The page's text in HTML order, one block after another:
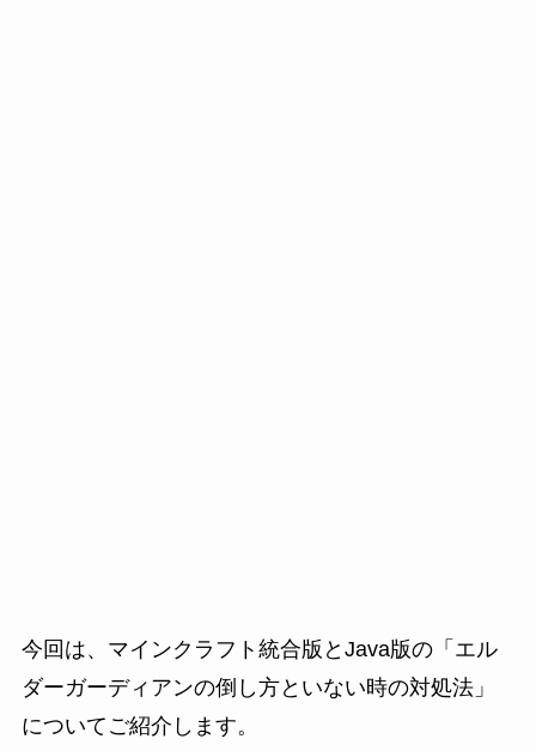
今回は、マインクラフト統合版とJava版の「エル
ダーガーディアンの倒し方といない時の対処法」
についてご紹介します。